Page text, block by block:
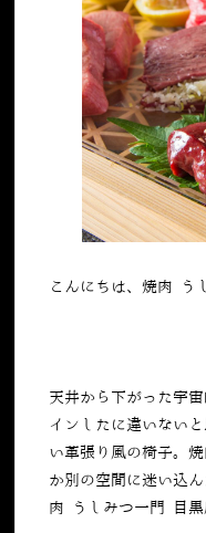
こんにちは、焼肉 う
天井から下がった宇
インしたに違いない
い革張り風の椅子。
か別の空間に迷い込
肉 うしみつ一門 目黒